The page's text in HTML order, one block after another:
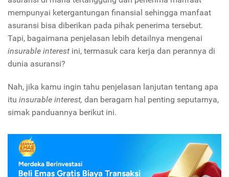
mempunyai ketergantungan finansial sehingga manfaat
asuransi bisa diberikan pada pihak penerima tersebut.
Tapi, bagaimana penjelasan lebih detailnya mengenai
insurable interest ini, termasuk cara kerja dan perannya di
dunia asuransi?
Nah, jika kamu ingin tahu penjelasan lanjutan tentang apa
itu insurable interest, dan beragam hal penting seputarnya,
simak panduannya berikut ini.